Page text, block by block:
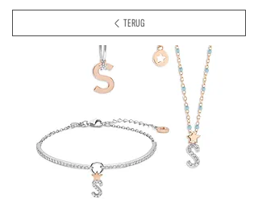
TERUG